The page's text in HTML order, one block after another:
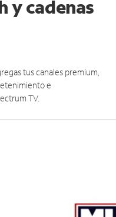
y cadenas
tus canales premium,
e
TV.